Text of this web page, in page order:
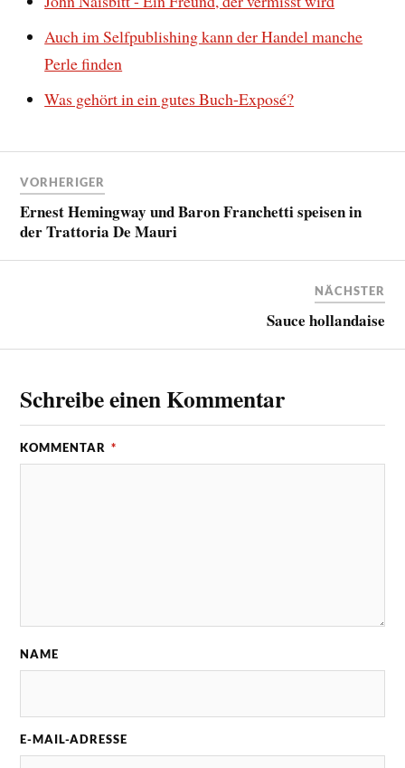
Auch im Selfpublishing kann der Handel manche
Perle finden
Was gehört in ein gutes Buch-Exposé?
VORHERIGER
Ernest Hemingway und Baron Franchetti speisen in
der Trattoria De Mauri
NÄCHSTER
Sauce hollandaise
Schreibe einen Kommentar
KOMMENTAR *
NAME
E-MAIL-ADRESSE